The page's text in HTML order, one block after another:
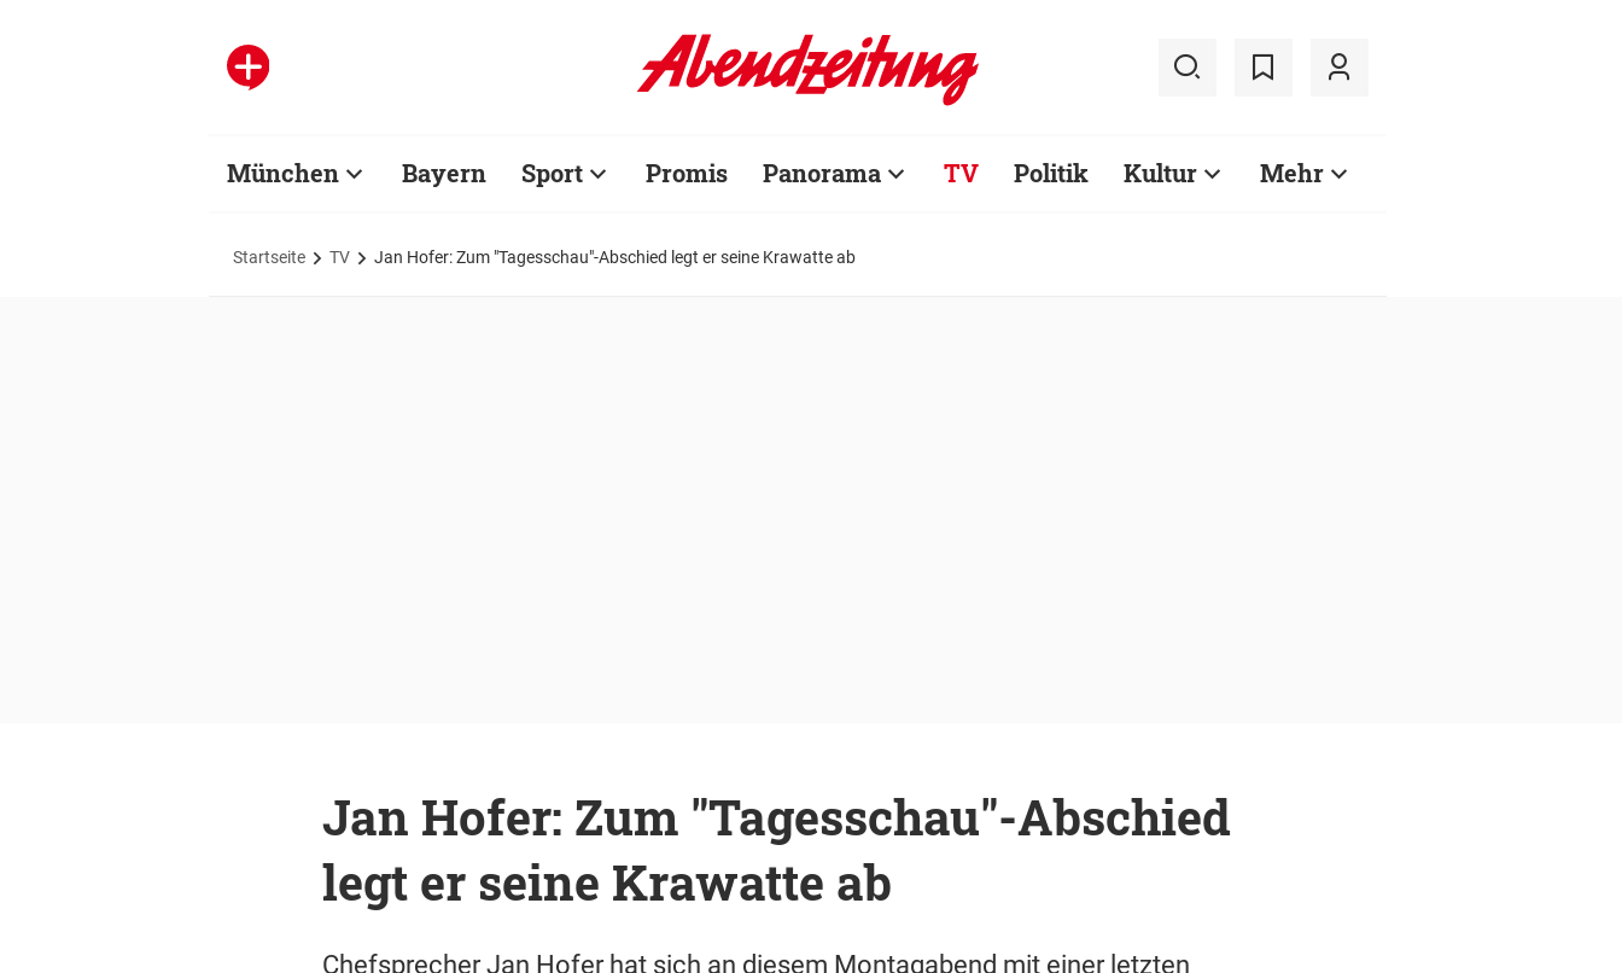
München Bayern Sport Promis Panorama TV Politik Kultur Mehr
Startseite TV Jan Hofer: Zum "Tagesschau"-Abschied legt er seine Krawatte ab
Jan Hofer: Zum "Tagesschau"-Abschied
legt er seine Krawatte ab
Chefsprecher Jan Hofer hat sich an diesem Montagabend mit einer letzten